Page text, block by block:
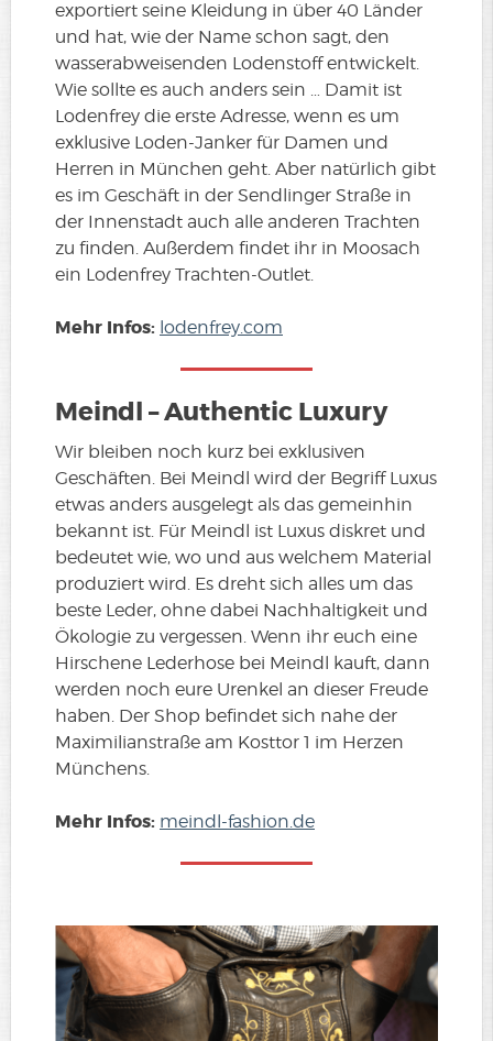
exportiert seine Kleidung in über 40 Länder
und hat, wie der Name schon sagt, den
wasserabweisenden Lodenstoff entwickelt.
Wie sollte es auch anders sein … Damit ist
Lodenfrey die erste Adresse, wenn es um
exklusive Loden-Janker für Damen und
Herren in München geht. Aber natürlich gibt
es im Geschäft in der Sendlinger Straße in
der Innenstadt auch alle anderen Trachten
zu finden. Außerdem findet ihr in Moosach
ein Lodenfrey Trachten-Outlet.
Mehr Infos: lodenfrey.com
Meindl – Authentic Luxury
Wir bleiben noch kurz bei exklusiven
Geschäften. Bei Meindl wird der Begriff Luxus
etwas anders ausgelegt als das gemeinhin
bekannt ist. Für Meindl ist Luxus diskret und
bedeutet wie, wo und aus welchem Material
produziert wird. Es dreht sich alles um das
beste Leder, ohne dabei Nachhaltigkeit und
Ökologie zu vergessen. Wenn ihr euch eine
Hirschene Lederhose bei Meindl kauft, dann
werden noch eure Urenkel an dieser Freude
haben. Der Shop befindet sich nahe der
Maximilianstraße am Kosttor 1 im Herzen
Münchens.
Mehr Infos: meindl-fashion.de